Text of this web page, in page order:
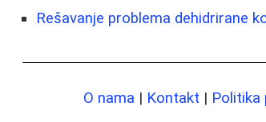
Rešavanje problema dehidrirane
O nama | Kontakt | Politika